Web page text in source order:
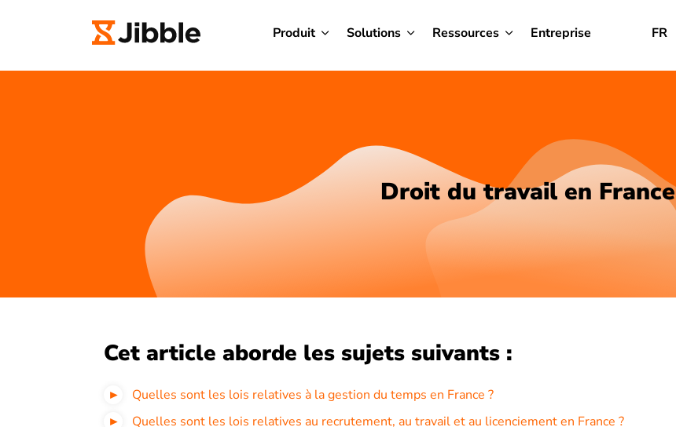
Produit Solutions Ressources Entreprise FR
Droit du travail en France
Cet article aborde les sujets suivants :
Quelles sont les lois relatives à la gestion du temps en France ?
Quelles sont les lois relatives au recrutement, au travail et au licenciement en France ?